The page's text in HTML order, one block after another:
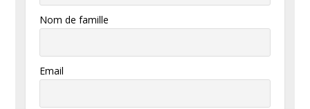
Nom de famille
Email